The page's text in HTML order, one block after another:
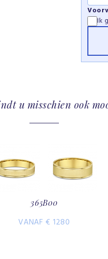
Ik
u misschien ook
365B00
VANAF € 1280